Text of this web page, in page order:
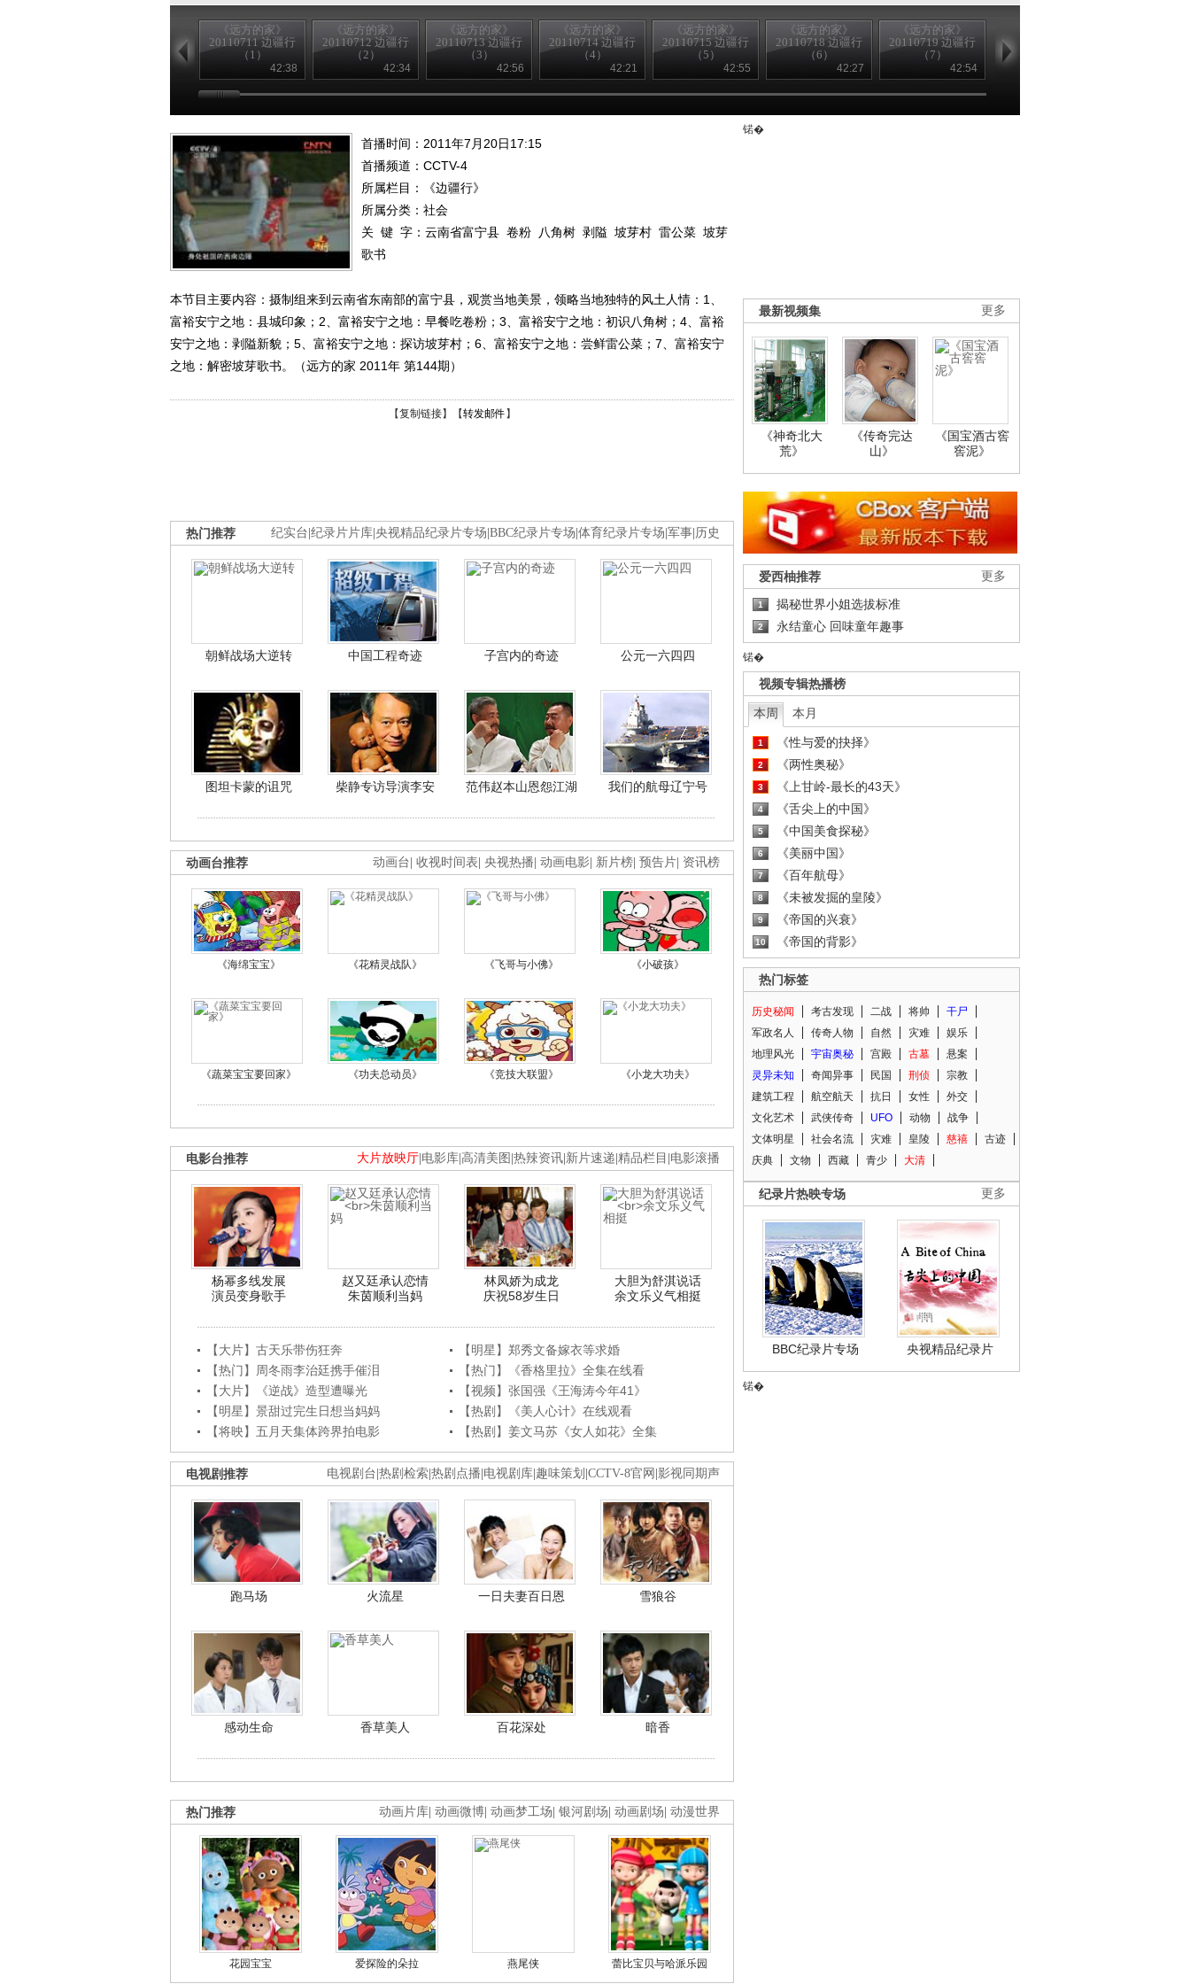
《远方的家》
20110711 边疆行
（1）
42:38
《远方的家》
20110712 边疆行
（2）
42:34
《远方的家》
20110713 边疆行
（3）
42:56
《远方的家》
20110714 边疆行
（4）
42:21
《远方的家》
20110715 边疆行
（5）
42:55
《远方的家》
20110718 边疆行
（6）
42:27
《远方的家》
20110719 边疆行
（7）
42:54
20110720 边疆行
首播时间：2011年7月20日17:15
首播频道： CCTV-4
所属栏目：
《边疆行》
所属分类：社会
关 键 字： 云南省富宁县 卷粉 八角树 剥隘 坡芽村 雷公菜 坡芽
歌书
本节目主要内容：摄制组来到云南省东南部的富宁县，观赏当地美景，领略当地独特的风土人情：1、
富裕安宁之地：县城印象；2、富裕安宁之地：早餐吃卷粉；3、富裕安宁之地：初识八角树；4、富裕
安宁之地：剥隘新貌；5、富裕安宁之地：探访坡芽村；6、富裕安宁之地：尝鲜雷公菜；7、富裕安宁
之地：解密坡芽歌书。（远方的家 2011年 第144期）
【复制链接】【转发邮件 】
纪实台 纪录片片库 央视精品纪录片专场 BBC纪录片专场 体育纪录片专场 军事 历史
热门推荐
朝鲜战场大逆转 中国工程奇迹 子宫内的奇迹 公元一六四四
图坦卡蒙的诅咒 柴静专访导演李安 范伟赵本山恩怨江湖 我们的航母辽宁号
动画台 收视时间表 央视热播 动画电影 新片榜 预告片 资讯榜
动画台推荐
《海绵宝宝》 《花精灵战队》 《飞哥与小佛》 《小破孩》
《蔬菜宝宝要回家》 《功夫总动员》 《竞技大联盟》 《小龙大功夫》
大片放映厅 电影库 高清美图 热辣资讯 新片速递 精品栏目 电影滚播
电影台推荐
杨幂多线发展
演员变身歌手
赵又廷承认恋情
朱茵顺利当妈
林凤娇为成龙
庆祝58岁生日
大胆为舒淇说话
余文乐义气相挺
【大片】古天乐带伤狂奔
【明星】郑秀文备嫁衣等求婚
【热门】周冬雨李治廷携手催泪
【热门】《香格里拉》全集在线看
【大片】《逆战》造型遭曝光
【视频】张国强《王海涛今年41》
【明星】景甜过完生日想当妈妈
【热剧】《美人心计》在线观看
【将映】五月天集体跨界拍电影
【热剧】姜文马苏《女人如花》全集
电视剧台 热剧检索 热剧点播 电视剧库 趣味策划 CCTV-8官网 影视同期声
电视剧推荐
跑马场 火流星 一日夫妻百日恩 雪狼谷
感动生命 香草美人 百花深处 暗香
动画片库 动画微博 动画梦工场 银河剧场 动画剧场 动漫世界
热门推荐
花园宝宝 爱探险的朵拉 燕尾侠 蕾比宝贝与哈派乐园
锘�
更多
最新视频集
《神奇北大
荒》
《传奇完达
山》
《国宝酒古窖
窖泥》
更多
爱西柚推荐
1 揭秘世界小姐选拔标准
2 永结童心 回味童年趣事
锘�
视频专辑热播榜
本周 本月
1 《性与爱的抉择》
2 《两性奥秘》
3 《上甘岭-最长的43天》
4 《舌尖上的中国》
5 《中国美食探秘》
6 《美丽中国》
7 《百年航母》
8 《未被发掘的皇陵》
9 《帝国的兴衰》
10 《帝国的背影》
热门标签
历史秘闻 考古发现 二战 将帅
干尸
军政名人
传奇人物 自然 灾难
娱乐
地理风光
宇宙奥秘 宫殿 古墓
悬案
灵异未知
奇闻异事 民国 刑侦
宗教
建筑工程
航空航天 抗日 女性
外交
文化艺术
武侠传奇 UFO 动物
战争
文体明星
社会名流 灾难 皇陵 慈禧
古迹
庆典
文物 西藏 青少 大清
更多
纪录片热映专场
BBC纪录片专场 央视精品纪录片
锘�